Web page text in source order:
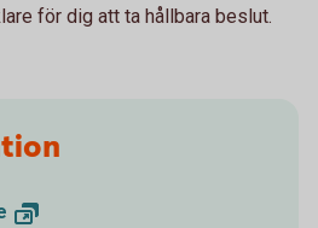
för dig att ta hållbara beslut.